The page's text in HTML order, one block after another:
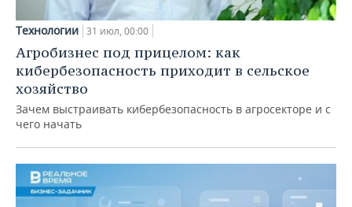
Технологии 31 июл, 00:00
Агробизнес под прицелом: как
кибербезопасность приходит в сельское
хозяйство
Зачем выстраивать кибербезопасность в агросекторе и с
чего начать